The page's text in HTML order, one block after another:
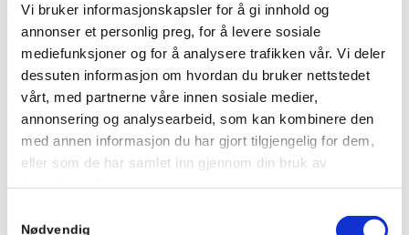
Vi bruker informasjonskapsler for å gi innhold og
annonser et personlig preg, for å levere sosiale
mediefunksjoner og for å analysere trafikken vår. Vi deler
dessuten informasjon om hvordan du bruker nettstedet
vårt, med partnerne våre innen sosiale medier,
annonsering og analysearbeid, som kan kombinere den
med annen informasjon du har gjort tilgjengelig for dem,
eller som de har samlet inn gjennom din bruk av
Nødvendig
Reklamasjon
Ved eventuell reklamasjon eller ønske om bytte av
feilbestilte varer plikter kunden først å kontakte Advanias
kundeservice. Ved eventuell retur plikter kunden å følge
Citera AS sine særskilte returbetingelser som gjelder
sammen med alminnelige salgsbetingelser. Det
understrekes at eventuelle utgifter til frakt o.a. i
forbindelse med reklamasjon eller retur må dekkes av
kunden. Reklamasjon over feil og mangler må fremsettes